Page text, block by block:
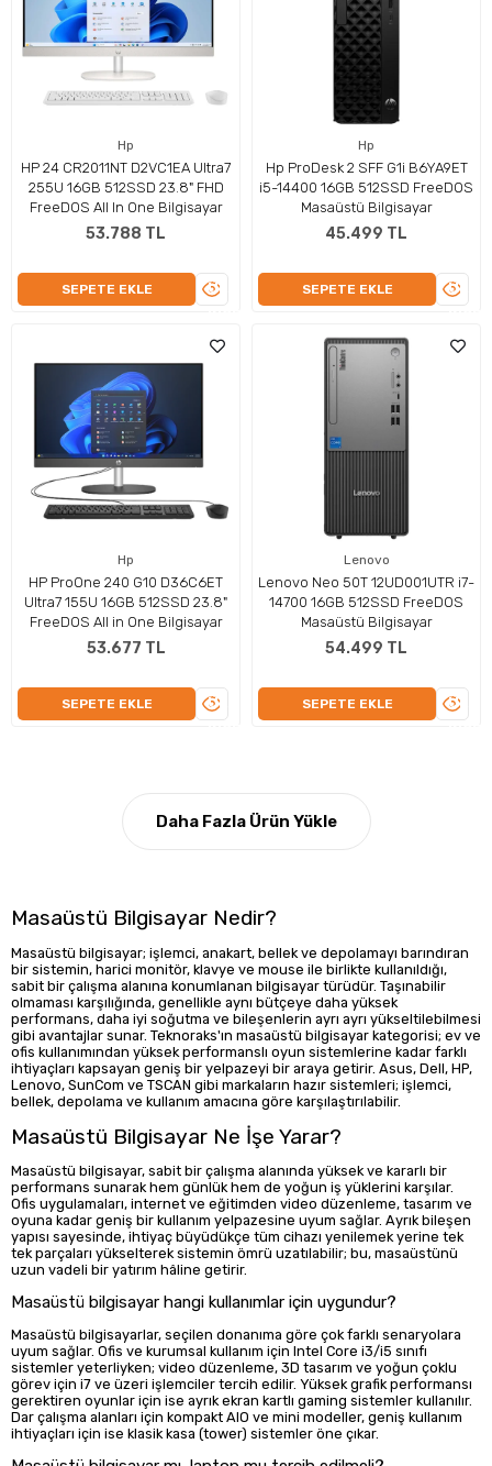
Hp
HP 24 CR2011NT D2VC1EA Ultra7
255U 16GB 512SSD 23.8" FHD
FreeDOS All In One Bilgisayar
53.788 TL
SEPETE EKLE
ÜRÜNÜ
Hp
Hp ProDesk 2 SFF G1i B6YA9ET
i5-14400 16GB 512SSD FreeDOS
Masaüstü Bilgisayar
45.499 TL
SEPETE EKLE
Hp
HP ProOne 240 G10 D36C6ET
Ultra7 155U 16GB 512SSD 23.8"
FreeDOS All in One Bilgisayar
53.677 TL
SEPETE EKLE
ÜRÜNÜ
Lenovo
Lenovo Neo 50T 12UD001UTR i7-
14700 16GB 512SSD FreeDOS
Masaüstü Bilgisayar
54.499 TL
SEPETE EKLE
Daha Fazla Ürün Yükle
Masaüstü Bilgisayar Nedir?
Masaüstü bilgisayar; işlemci, anakart, bellek ve depolamayı barındıran
bir sistemin, harici monitör, klavye ve mouse ile birlikte kullanıldığı,
sabit bir çalışma alanına konumlanan bilgisayar türüdür. Taşınabilir
olmaması karşılığında, genellikle aynı bütçeye daha yüksek
performans, daha iyi soğutma ve bileşenlerin ayrı ayrı yükseltilebilmesi
gibi avantajlar sunar. Teknoraks'ın masaüstü bilgisayar kategorisi; ev ve
ofis kullanımından yüksek performanslı oyun sistemlerine kadar farklı
ihtiyaçları kapsayan geniş bir yelpazeyi bir araya getirir. Asus, Dell, HP,
Lenovo, SunCom ve TSCAN gibi markaların hazır sistemleri; işlemci,
bellek, depolama ve kullanım amacına göre karşılaştırılabilir.
Masaüstü Bilgisayar Ne İşe Yarar?
Masaüstü bilgisayar, sabit bir çalışma alanında yüksek ve kararlı bir
performans sunarak hem günlük hem de yoğun iş yüklerini karşılar.
Ofis uygulamaları, internet ve eğitimden video düzenleme, tasarım ve
oyuna kadar geniş bir kullanım yelpazesine uyum sağlar. Ayrık bileşen
yapısı sayesinde, ihtiyaç büyüdükçe tüm cihazı yenilemek yerine tek
tek parçaları yükselterek sistemin ömrü uzatılabilir; bu, masaüstünü
uzun vadeli bir yatırım hâline getirir.
Masaüstü bilgisayar hangi kullanımlar için uygundur?
Masaüstü bilgisayarlar, seçilen donanıma göre çok farklı senaryolara
uyum sağlar. Ofis ve kurumsal kullanım için Intel Core i3/i5 sınıfı
sistemler yeterliyken; video düzenleme, 3D tasarım ve yoğun çoklu
görev için i7 ve üzeri işlemciler tercih edilir. Yüksek grafik performansı
gerektiren oyunlar için ise ayrık ekran kartlı gaming sistemler kullanılır.
Dar çalışma alanları için kompakt AIO ve mini modeller, geniş kullanım
ihtiyaçları için ise klasik kasa (tower) sistemler öne çıkar.